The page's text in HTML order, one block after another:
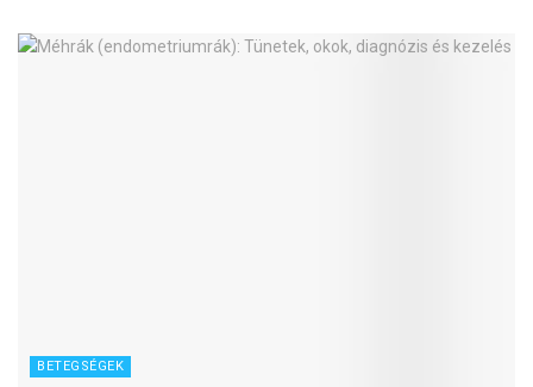
BETEGSÉGEK